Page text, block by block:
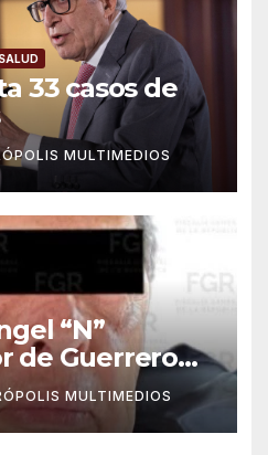
SALUD
33 casos de
MULTIMEDIOS
“N”
de Guerrero
MULTIMEDIOS